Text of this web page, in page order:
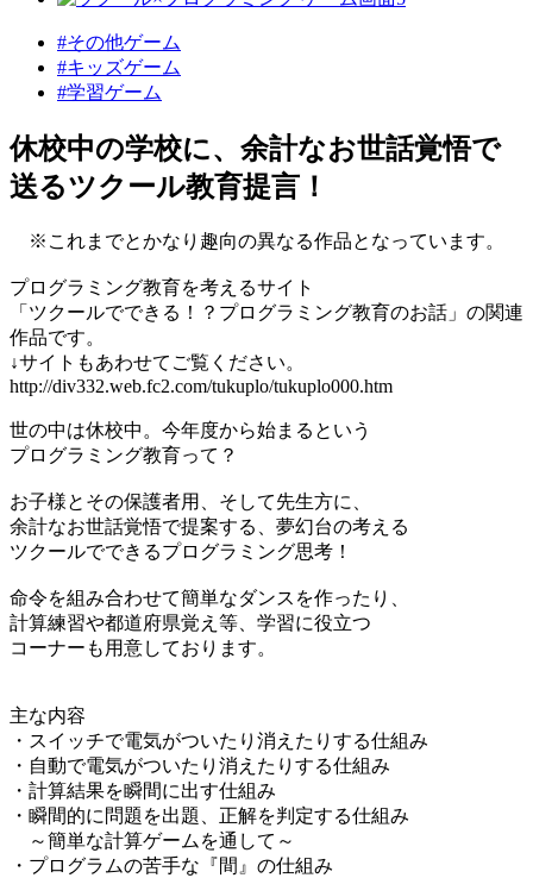
#その他ゲーム
#キッズゲーム
#学習ゲーム
休校中の学校に、余計なお世話覚悟で
送るツクール教育提言！
※これまでとかなり趣向の異なる作品となっています。
プログラミング教育を考えるサイト
「ツクールでできる！？プログラミング教育のお話」の関連
作品です。
↓サイトもあわせてご覧ください。
http://div332.web.fc2.com/tukuplo/tukuplo000.htm
世の中は休校中。今年度から始まるという
プログラミング教育って？
お子様とその保護者用、そして先生方に、
余計なお世話覚悟で提案する、夢幻台の考える
ツクールでできるプログラミング思考！
命令を組み合わせて簡単なダンスを作ったり、
計算練習や都道府県覚え等、学習に役立つ
コーナーも用意しております。
主な内容
・スイッチで電気がついたり消えたりする仕組み
・自動で電気がついたり消えたりする仕組み
・計算結果を瞬間に出す仕組み
・瞬間的に問題を出題、正解を判定する仕組み
～簡単な計算ゲームを通して～
・プログラムの苦手な『間』の仕組み